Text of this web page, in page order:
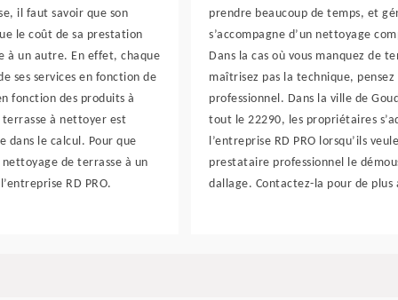
il faut savoir que son
le coût de sa prestation
à un autre. En effet, chaque
ses services en fonction de
fonction des produits à
à nettoyer est
dans le calcul. Pour que
de terrasse à un
RD PRO.
prendre beaucoup de temps, et
s’accompagne d’un nettoyage
Dans la cas où vous manquez de
maîtrisez pas la technique,
professionnel. Dans la ville de
tout le 22290, les propriétaires
l’entreprise RD PRO lorsqu’ils
prestataire professionnel le
dallage. Contactez-la pour de plus